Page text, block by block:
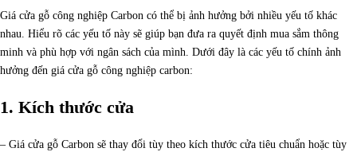
Giá cửa gỗ công nghiệp Carbon có thể bị ảnh hưởng bởi nhiều yếu tố khác
nhau. Hiểu rõ các yếu tố này sẽ giúp bạn đưa ra quyết định mua sắm thông
minh và phù hợp với ngân sách của mình. Dưới đây là các yếu tố chính ảnh
hưởng đến giá cửa gỗ công nghiệp carbon:
1. Kích thước cửa
– Giá cửa gỗ Carbon sẽ thay đổi tùy theo kích thước cửa tiêu chuẩn hoặc tùy